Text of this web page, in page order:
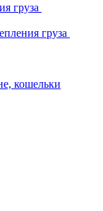
груза
груза
кошельки